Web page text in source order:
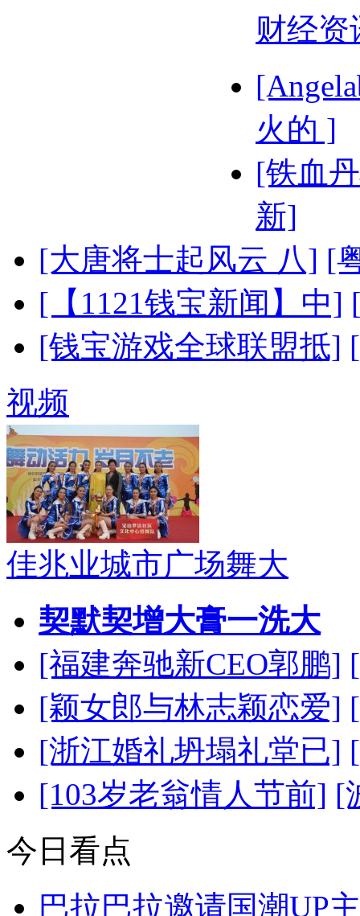
财经资
火的 ]
[铁血
新]
[大唐将士起风云 八] [
[【1121钱宝新闻】中]
[钱宝游戏全球联盟抵]
视频
佳兆业城市广场舞大
契默契增大膏一洗大
[福建奔驰新CEO郭鹏]
[颖女郎与林志颖恋爱]
[浙江婚礼坍塌礼堂已]
[103岁老翁情人节前] [
今日看点
巴拉巴拉邀请国潮UP